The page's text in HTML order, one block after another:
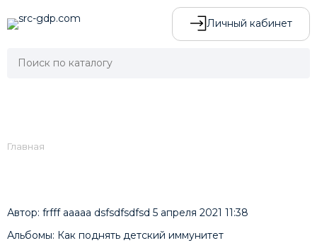
Личный кабинет
Главная
Автор: frfff ааааа dsfsdfsdfsd 5 апреля 2021 11:38
Альбомы: Как поднять детский иммунитет